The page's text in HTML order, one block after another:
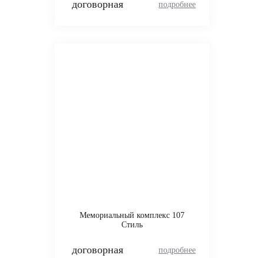
договорная
Мемориальный комплекс 107
Стиль
договорная